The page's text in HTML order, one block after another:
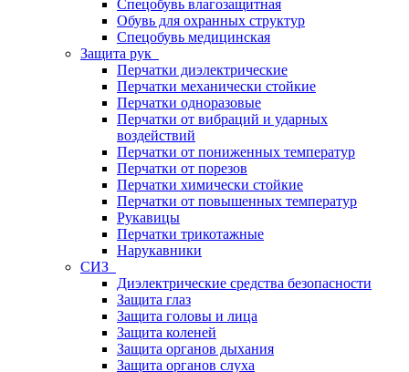
Спецобувь влагозащитная
Обувь для охранных структур
Спецобувь медицинская
Защита рук
Перчатки диэлектрические
Перчатки механически стойкие
Перчатки одноразовые
Перчатки от вибраций и ударных
воздействий
Перчатки от пониженных температур
Перчатки от порезов
Перчатки химически стойкие
Перчатки от повышенных температур
Рукавицы
Перчатки трикотажные
Нарукавники
СИЗ
Диэлектрические средства безопасности
Защита глаз
Защита головы и лица
Защита коленей
Защита органов дыхания
Защита органов слуха